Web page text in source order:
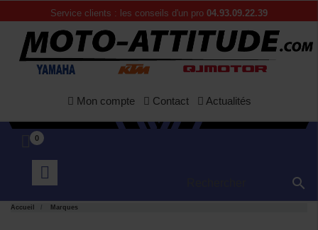
Service clients : les conseils d'un pro 04.93.09.22.39
Mon compte Contact Actualités
0

Accueil Marques